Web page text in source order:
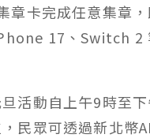
章卡完成任意集章
17、Switch 2
活動自上午9時至
民眾可透過新北幣